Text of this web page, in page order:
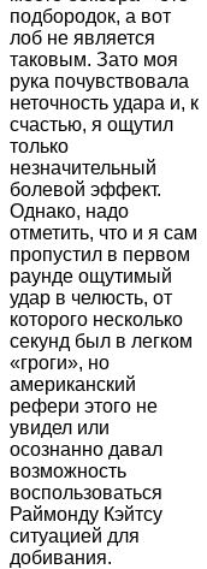
подбородок, а вот
лоб не является
таковым. Зато моя
рука почувствовала
неточность удара и, к
счастью, я ощутил
только
незначительный
болевой эффект.
Однако, надо
отметить, что и я сам
пропустил в первом
раунде ощутимый
удар в челюсть, от
которого несколько
секунд был в легком
«гроги», но
американский
рефери этого не
увидел или
осознанно давал
возможность
воспользоваться
Раймонду Кэйтсу
ситуацией для
добивания.